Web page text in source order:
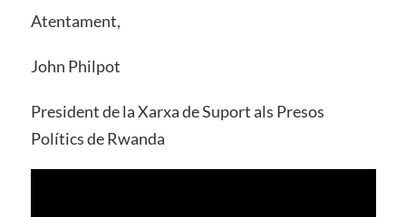
Atentament,
John Philpot
President de la Xarxa de Suport als Presos
Polítics de Rwanda